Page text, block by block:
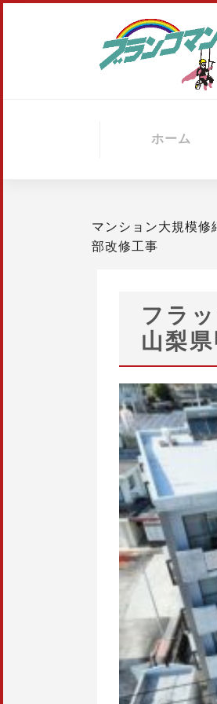
ホーム
マンション大規模修
部改修工事
フラ
山梨